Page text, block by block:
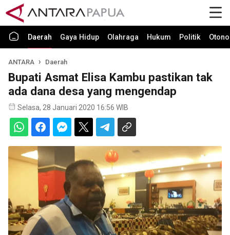
Daerah Gaya Hidup Olahraga Hukum Politik
ANTARA Daerah
Bupati Asmat Elisa Kambu pastikan tak
ada dana desa yang mengendap
Selasa, 28 Januari 2020 16:56 WIB